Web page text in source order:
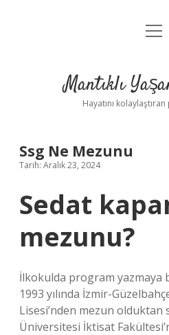
Yasal
Mantıklı
Hayatını
Ssg Ne Mezunu
Tarih: Aralık 23, 2024
Sedat
mezunu?
İlkokulda program yazmaya
1993 yılında İzmir-
Lisesi’nden mezun olduktan
Üniversitesi İktisat